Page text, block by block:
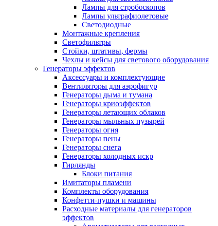
Лампы для стробоскопов
Лампы ультрафиолетовые
Светодиодные
Монтажные крепления
Светофильтры
Стойки, штативы, фермы
Чехлы и кейсы для светового оборудования
Генераторы эффектов
Аксессуары и комплектующие
Вентиляторы для аэрофигур
Генераторы дыма и тумана
Генераторы криоэффектов
Генераторы летающих облаков
Генераторы мыльных пузырей
Генераторы огня
Генераторы пены
Генераторы снега
Генераторы холодных искр
Гирлянды
Блоки питания
Имитаторы пламени
Комплекты оборудования
Конфетти-пушки и машины
Расходные материалы для генераторов
эффектов